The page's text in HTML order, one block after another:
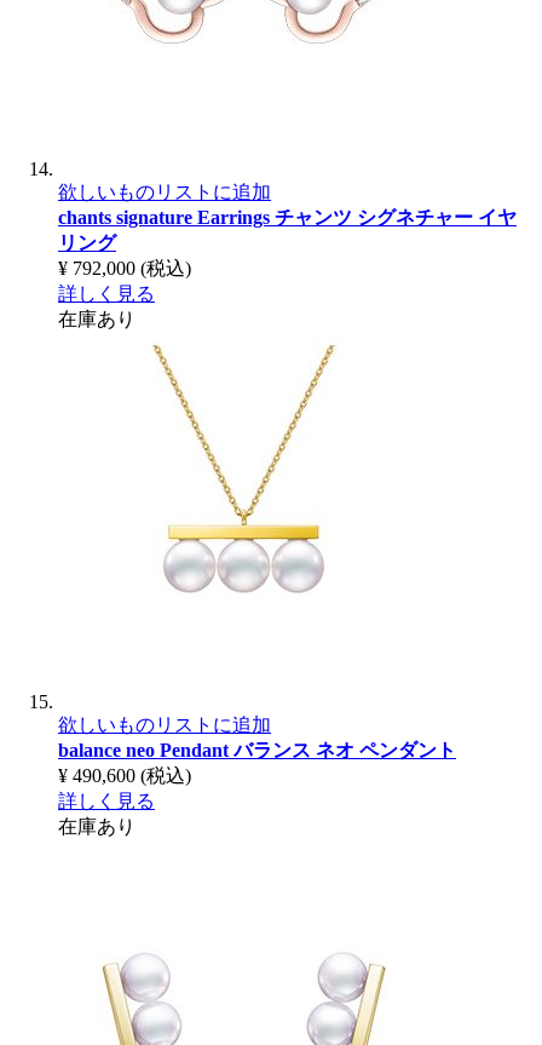
欲しいものリストに追加
chants signature Earrings チャンツ シグネチャー イヤ
リング
¥ 792,000 (税込)
詳しく見る
在庫あり
欲しいものリストに追加
balance neo Pendantバランス ネオ ペンダント
¥ 490,600 (税込)
詳しく見る
在庫あり